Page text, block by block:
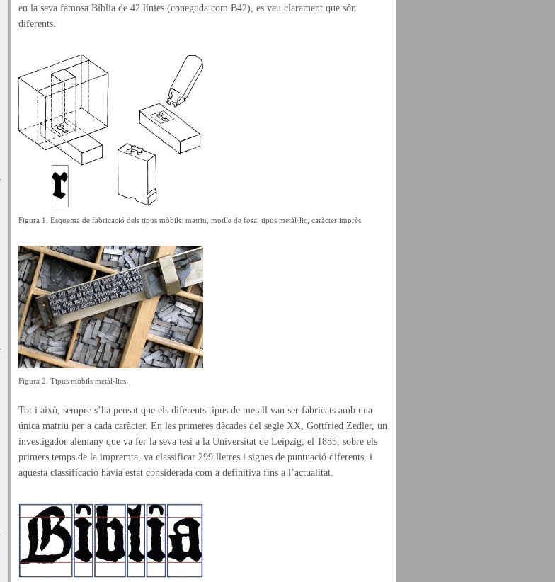
en la seva famosa Bíblia de 42 línies (coneguda com B42), es veu clarament que són
diferents.
Figura 1. Esquema de fabricació dels tipus mòbils: matriu, motlle de fosa, tipus metàl·lic, caràcter imprès
Figura 2. Tipus mòbils metàl·lics
Tot i això, sempre s’ha pensat que els diferents tipus de metall van ser fabricats amb una
única matriu per a cada caràcter. En les primeres dècades del segle XX, Gottfried Zedler, un
investigador alemany que va fer la seva tesi a la Universitat de Leipzig, el 1885, sobre els
primers temps de la impremta, va classificar 299 lletres i signes de puntuació diferents, i
aquesta classificació havia estat considerada com a definitiva fins a l’actualitat.